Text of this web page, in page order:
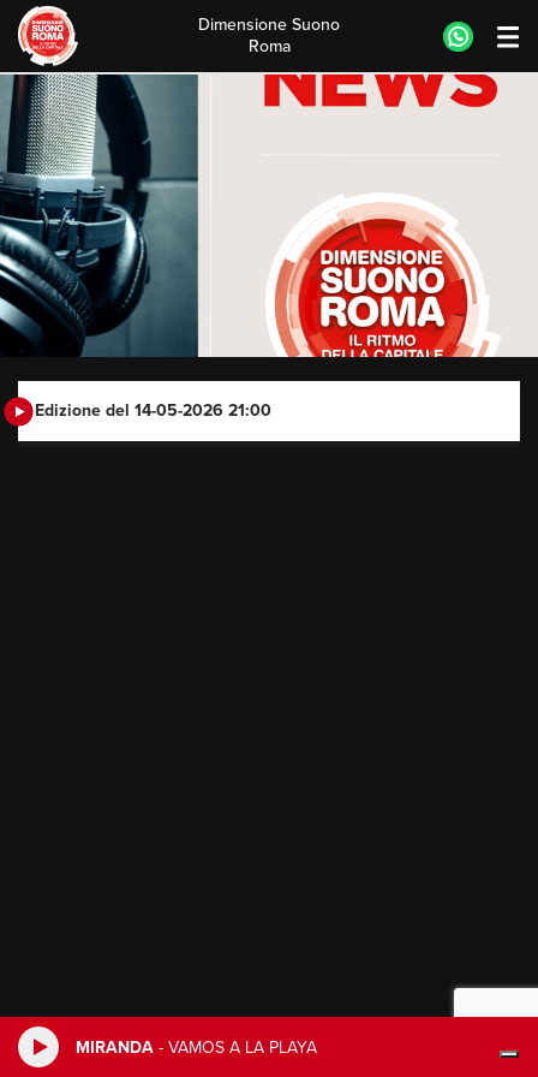
MIRANDA - VAMOS A LA PLAYA
Skip
to
content
Dimensione Suono
Roma
Edizione del 14-05-2026 21:00